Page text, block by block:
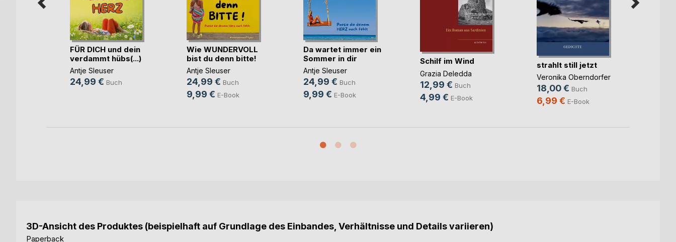
FÜR DICH und dein
verdammt hübs(...)
Antje Sleuser
24,99 € Buch
Wie WUNDERVOLL
bist du denn bitte!
Antje Sleuser
24,99 € Buch
9,99 € E-Book
Da wartet immer ein
Sommer in dir
Antje Sleuser
24,99 € Buch
9,99 € E-Book
Schilf im Wind
Grazia Deledda
12,99 € Buch
4,99 € E-Book
strahlt still jetzt
Veronika Oberndorfer
18,00 € Buch
6,99 € E-Book
3D-Ansicht des Produktes (beispielhaft auf Grundlage des Einbandes, Verhältnisse und Details variieren)
Paperback